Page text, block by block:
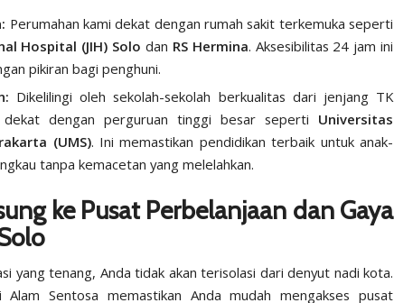
Perumahan kami dekat dengan rumah sakit terkemuka seperti
Hospital (JIH) Solo dan RS Hermina. Aksesibilitas 24 jam ini
pikiran bagi penghuni.
Dikelilingi oleh sekolah-sekolah berkualitas dari jenjang TK
dengan perguruan tinggi besar seperti Universitas
(UMS). Ini memastikan pendidikan terbaik untuk anak-
tanpa kemacetan yang melelahkan.
ke Pusat Perbelanjaan dan Gaya
yang tenang, Anda tidak akan terisolasi dari denyut nadi kota.
Alam Sentosa memastikan Anda mudah mengakses pusat